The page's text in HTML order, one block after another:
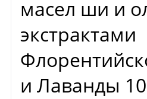
масел ши и
экстрактами
и Лаванды